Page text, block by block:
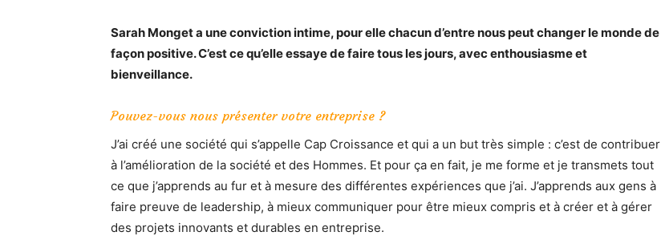
Sarah Monget a une conviction intime, pour elle chacun d’entre nous peut changer le monde de
façon positive. C’est ce qu’elle essaye de faire tous les jours, avec enthousiasme et
bienveillance.
Pouvez-vous nous présenter votre entreprise ?
J’ai créé une société qui s’appelle Cap Croissance et qui a un but très simple : c’est de contribuer
à l’amélioration de la société et des Hommes. Et pour ça en fait, je me forme et je transmets tout
ce que j’apprends au fur et à mesure des différentes expériences que j’ai. J’apprends aux gens à
faire preuve de leadership, à mieux communiquer pour être mieux compris et à créer et à gérer
des projets innovants et durables en entreprise.